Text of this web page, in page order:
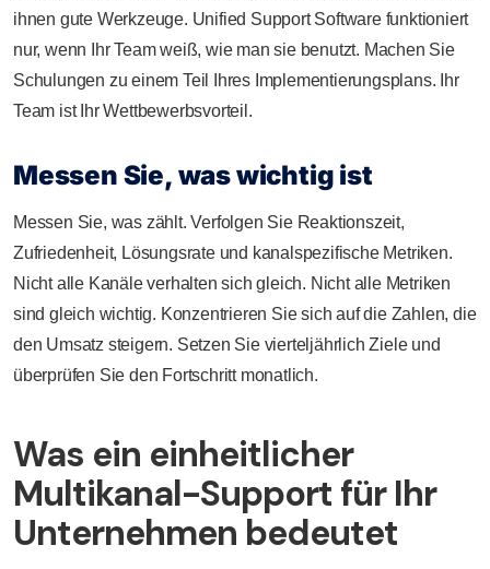
ihnen gute Werkzeuge. Unified Support Software funktioniert
nur, wenn Ihr Team weiß, wie man sie benutzt. Machen Sie
Schulungen zu einem Teil Ihres Implementierungsplans. Ihr
Team ist Ihr Wettbewerbsvorteil.
Messen Sie, was wichtig ist
Messen Sie, was zählt. Verfolgen Sie Reaktionszeit,
Zufriedenheit, Lösungsrate und kanalspezifische Metriken.
Nicht alle Kanäle verhalten sich gleich. Nicht alle Metriken
sind gleich wichtig. Konzentrieren Sie sich auf die Zahlen, die
den Umsatz steigern. Setzen Sie vierteljährlich Ziele und
überprüfen Sie den Fortschritt monatlich.
Was ein einheitlicher
Multikanal-Support für Ihr
Unternehmen bedeutet